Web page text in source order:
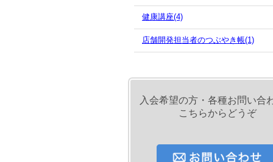
健康講座(4)
店舗開発担当者のつぶやき帳(1)
入会希望の方・各種お問い合
こちらからどうぞ